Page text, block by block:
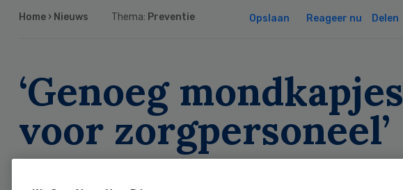
Home › Nieuws Thema: Preventie Opslaan Reageer nu Delen
‘Genoeg mondkapjes
voor zorgpersoneel’